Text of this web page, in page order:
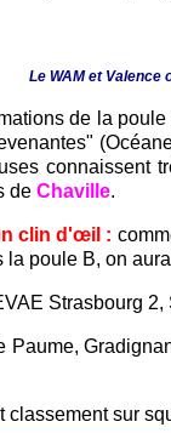
Le WAM et Valence
de la
connaissent
de Chaville.
clin d'œil :
la poule B, on
Strasbourg
Paume,
sur